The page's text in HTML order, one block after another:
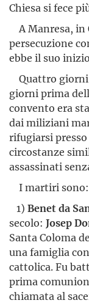
Chiesa si fece
A Manresa, in
persecuzione
ebbe il suo
Quattro giorni
giorni prima
convento era
dai miliziani
rifugiarsi
circostanze
assassinati
I martiri
1) Benet da
secolo: Josep
Santa Coloma
una famiglia
cattolica. Fu
prima
chiamata al